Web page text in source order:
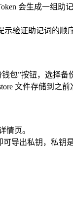
会生成一组
验证助记词的顺
包”按钮，选择备
文件存储到之
情页。
导出私钥，私钥